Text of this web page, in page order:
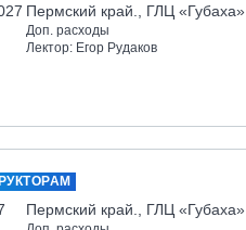
Пермский край., ГЛЦ «Губаха»
Доп. расходы
Лектор: Егор Рудаков
Пермский край., ГЛЦ «Губаха»